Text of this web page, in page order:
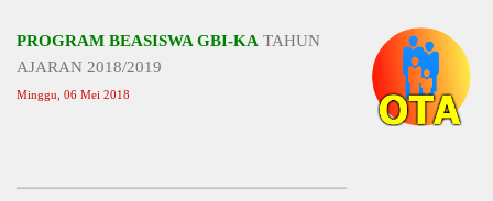
PROGRAM BEASISWA GBI-KA TAHUN
AJARAN 2018/2019
Minggu, 06 Mei 2018